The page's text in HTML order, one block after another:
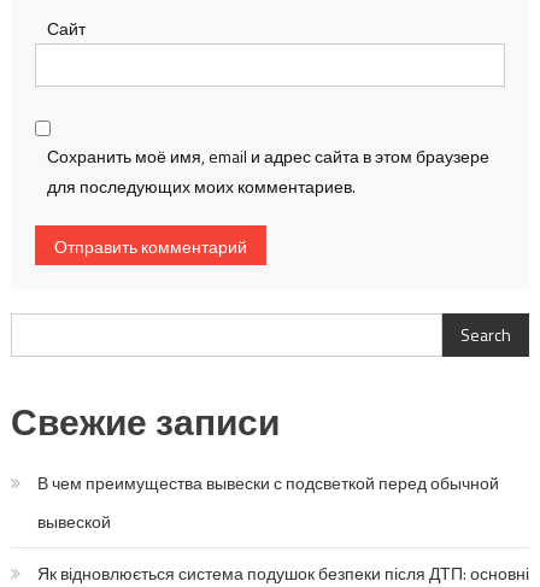
Сайт
Сохранить моё имя, email и адрес сайта в этом браузере
для последующих моих комментариев.
Search
Свежие записи
В чем преимущества вывески с подсветкой перед обычной
вывеской
Як відновлюється система подушок безпеки після ДТП: основні